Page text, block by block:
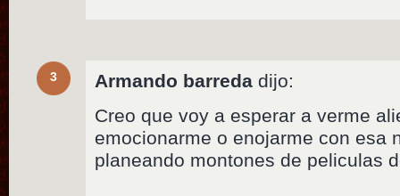
3 Armando barreda dijo:
Creo que voy a esperar a verme
emocionarme o enojarme con esa
planeando montones de peliculas